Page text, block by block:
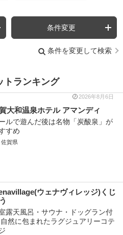
条件変更
条件を変更して検索
トランキング
2026年8月6日
大和温泉ホテル アマンディ
ルで遊んだ後は名物「炭酸泉」が
すめ
佐賀県
ウェナヴィレッジ)くじ
露天風呂・サウナ・ドッグラン付
自然に包まれたラグジュアリーコテ